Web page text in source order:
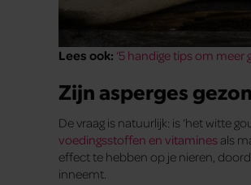
Lees ook: ‘5 handige tips om meer
Zijn asperges
De vraag is natuurlijk: is ‘het witte
voedingsstoffen en vitamines als
effect te hebben op je nieren,
inneemt.